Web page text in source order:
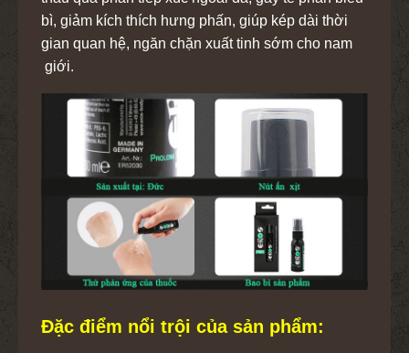
bì, giảm kích thích hưng phấn, giúp kép dài thời
gian quan hệ, ngăn chặn xuất tinh sớm cho nam
giới.
Đặc điểm nổi trội của sản phẩm: